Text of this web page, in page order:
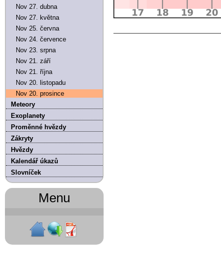
Nov 27. dubna
Nov 27. května
Nov 25. června
Nov 24. července
Nov 23. srpna
Nov 21. září
Nov 21. října
Nov 20. listopadu
Nov 20. prosince
Meteory
Exoplanety
Proměnné hvězdy
Zákryty
Hvězdy
Kalendář úkazů
Slovníček
Menu